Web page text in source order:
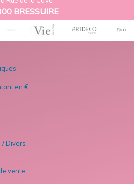
BRESSUIRE
en €
/ Divers
vente